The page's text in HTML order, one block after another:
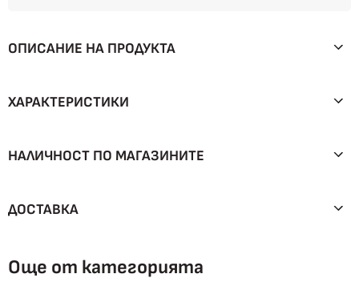
ОПИСАНИЕ НА ПРОДУКТА
ХАРАКТЕРИСТИКИ
НАЛИЧНОСТ ПО МАГАЗИНИТЕ
ДОСТАВКА
Още от категорията